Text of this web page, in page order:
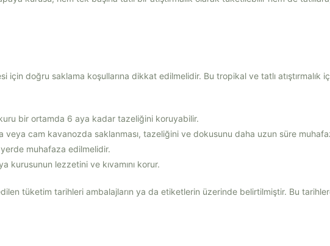
için doğru saklama koşullarına dikkat edilmelidir. Bu tropikal ve tatlı atıştırmalık
bir ortamda 6 aya kadar tazeliğini koruyabilir.
cam kavanozda saklanması, tazeliğini ve dokusunu daha uzun süre
muhafaza edilmelidir.
kurusunun lezzetini ve kıvamını korur.
tüketim tarihleri ambalajların ya da etiketlerin üzerinde belirtilmiştir. Bu